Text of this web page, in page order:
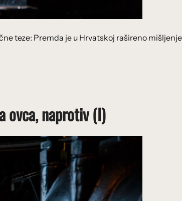
teze: Premda je u Hrvatskoj rašireno
ovca, naprotiv (I)